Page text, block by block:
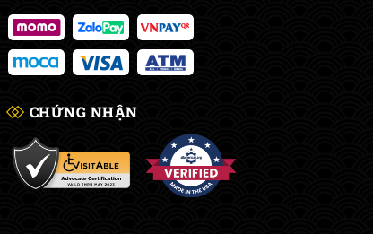
CHỨNG NHẬN